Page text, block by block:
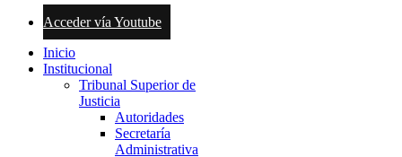
Acceder vía Youtube
Inicio
Institucional
Tribunal Superior de
Justicia
Autoridades
Secretaría
Administrativa